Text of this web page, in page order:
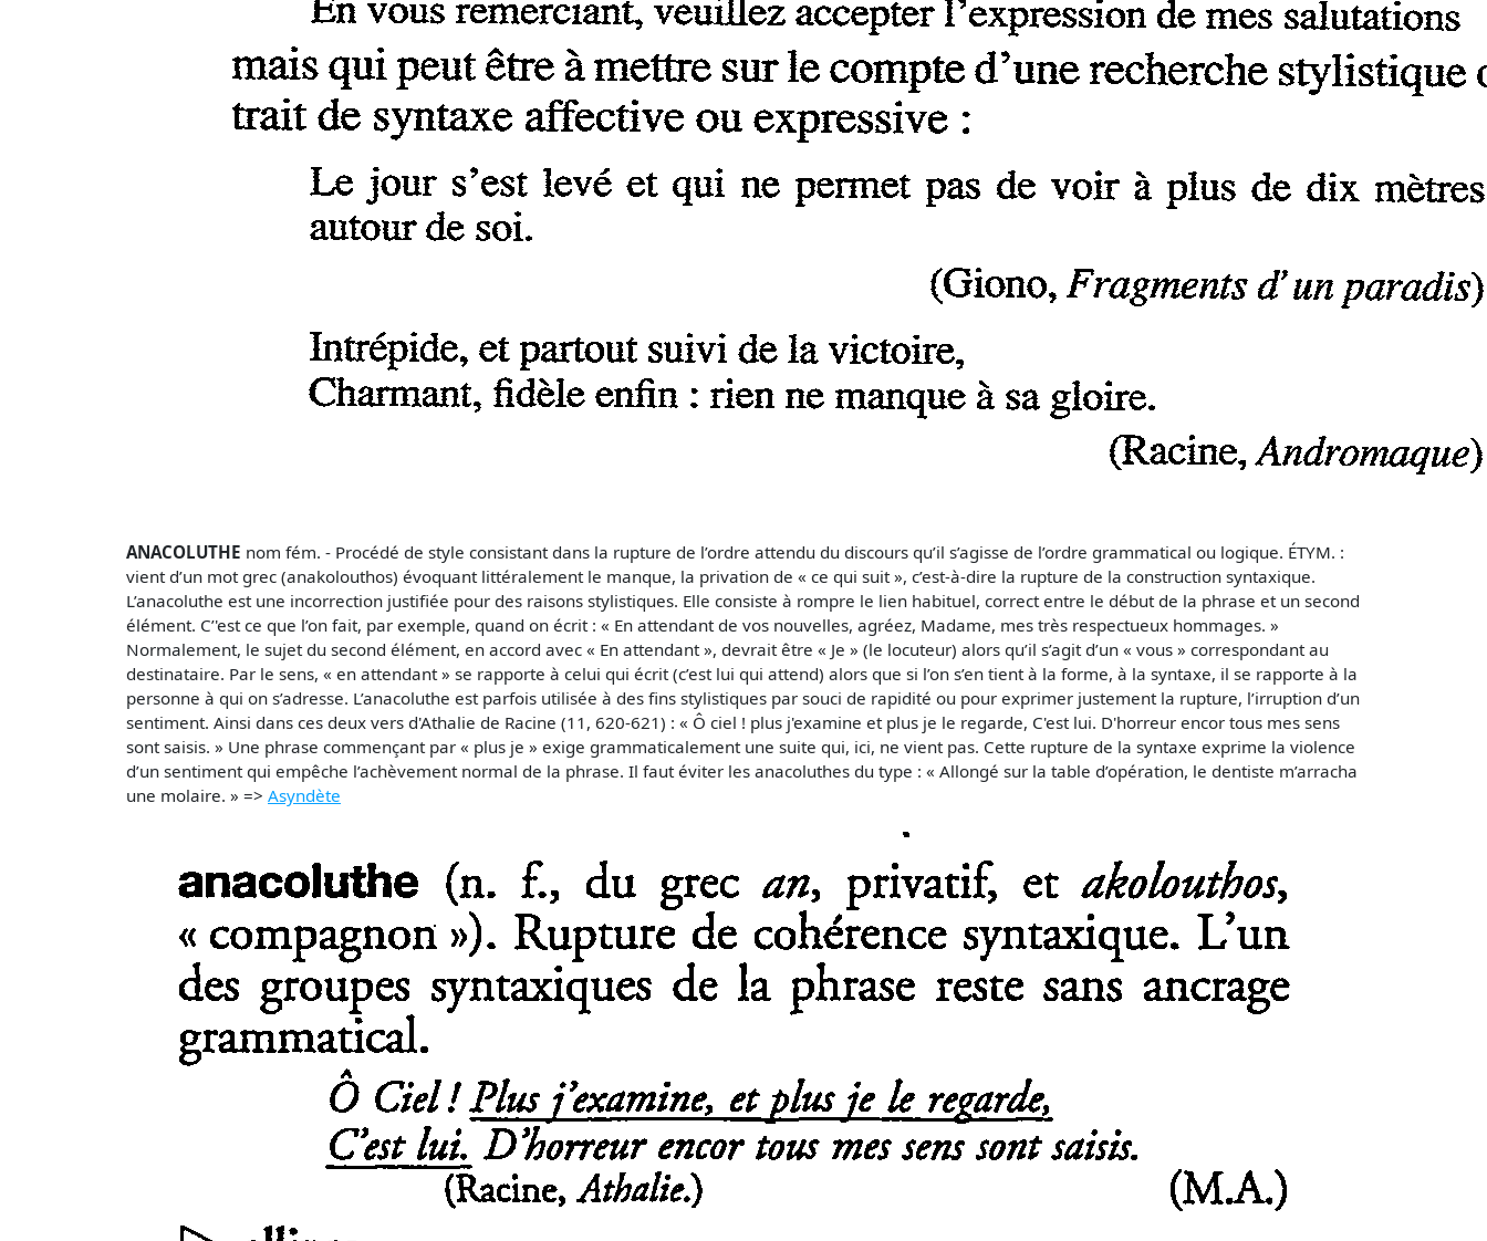
ANACOLUTHE nom fém. - Procédé de style consistant dans la rupture de l’ordre attendu du discours qu’il s’agisse de l’ordre grammatical ou logique. ÉTYM. :
vient d’un mot grec (anakolouthos) évoquant littéralement le manque, la privation de « ce qui suit », c’est-à-dire la rupture de la construction syntaxique.
L’anacoluthe est une incorrection justifiée pour des raisons stylistiques. Elle consiste à rompre le lien habituel, correct entre le début de la phrase et un second
élément. C’'est ce que l’on fait, par exemple, quand on écrit : « En attendant de vos nouvelles, agréez, Madame, mes très respectueux hommages. »
Normalement, le sujet du second élément, en accord avec « En attendant », devrait être « Je » (le locuteur) alors qu’il s’agit d’un « vous » correspondant au
destinataire. Par le sens, « en attendant » se rapporte à celui qui écrit (c’est lui qui attend) alors que si l’on s’en tient à la forme, à la syntaxe, il se rapporte à la
personne à qui on s’adresse. L’anacoluthe est parfois utilisée à des fins stylistiques par souci de rapidité ou pour exprimer justement la rupture, l’irruption d’un
sentiment. Ainsi dans ces deux vers d'Athalie de Racine (11, 620-621) : « Ô ciel ! plus j'examine et plus je le regarde, C'est lui. D'horreur encor tous mes sens
sont saisis. » Une phrase commençant par « plus je » exige grammaticalement une suite qui, ici, ne vient pas. Cette rupture de la syntaxe exprime la violence
d’un sentiment qui empêche l’achèvement normal de la phrase. Il faut éviter les anacoluthes du type : « Allongé sur la table d’opération, le dentiste m’arracha
une molaire. » => Asyndète